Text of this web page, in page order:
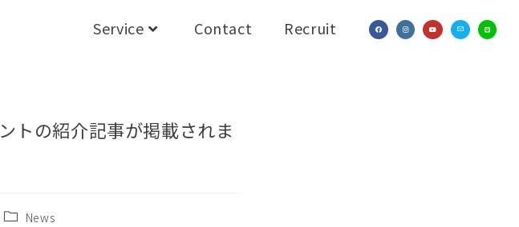
Service Contact Recruit
トの紹介記事が掲載されま
News